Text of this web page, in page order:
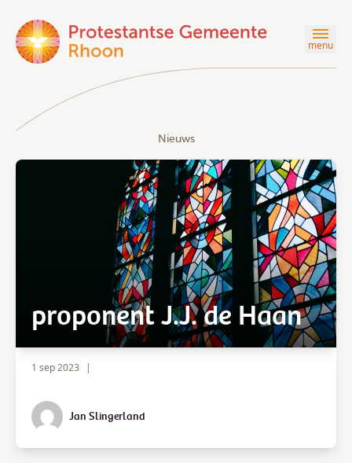
menu
Nieuws
proponent J.J. de Haan
1 sep 2023 |
Jan Slingerland